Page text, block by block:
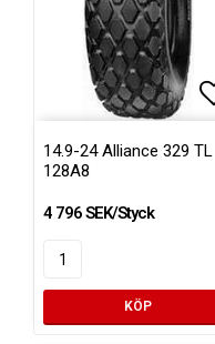
14.9-24 Alliance 329 TL
128A8
4 796 SEK/Styck
KÖP